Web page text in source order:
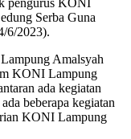
Serba Guna
6/2023).
Amalsyah
KONI Lampung
ada kegiatan
beberapa kegiatan
KONI Lampung